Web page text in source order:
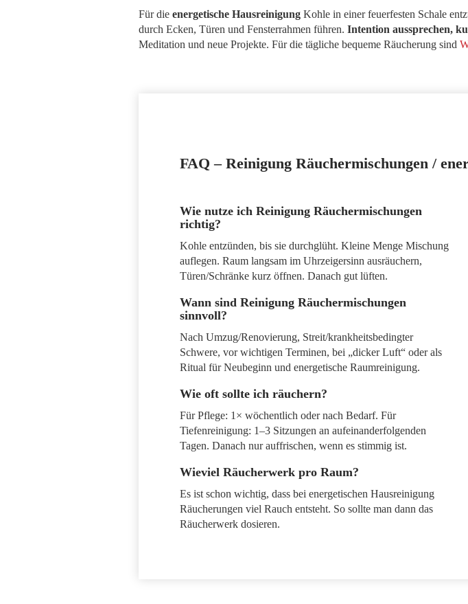
Für die energetische Hausreinigung Kohle in einer feuerfesten Schale
durch Ecken, Türen und Fensterrahmen führen. Intention aussprechen,
Meditation und neue Projekte. Für die tägliche bequeme Räucherung sind
FAQ – Reinigung Räuchermischungen /
Wie nutze ich Reinigung Räuchermischungen
richtig?
Kohle entzünden, bis sie durchglüht. Kleine Menge Mischung
auflegen. Raum langsam im Uhrzeigersinn ausräuchern,
Türen/Schränke kurz öffnen. Danach gut lüften.
Wann sind Reinigung Räuchermischungen
sinnvoll?
Nach Umzug/Renovierung, Streit/krankheitsbedingter
Schwere, vor wichtigen Terminen, bei „dicker Luft“ oder als
Ritual für Neubeginn und energetische Raumreinigung.
Wie oft sollte ich räuchern?
Für Pflege: 1× wöchentlich oder nach Bedarf. Für
Tiefenreinigung: 1–3 Sitzungen an aufeinanderfolgenden
Tagen. Danach nur auffrischen, wenn es stimmig ist.
Wieviel Räucherwerk pro Raum?
Es ist schon wichtig, dass bei energetischen Hausreinigung
Räucherungen viel Rauch entsteht. So sollte man dann das
Räucherwerk dosieren.